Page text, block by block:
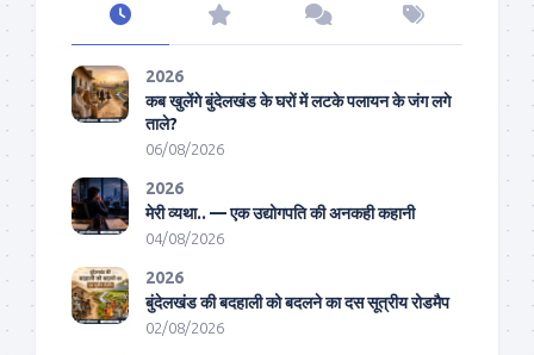
2026
कब खुलेंगे बुंदेलखंड के घरों में लटके पलायन के जंग लगे
ताले?
06/08/2026
2026
मेरी व्यथा.. — एक उद्योगपति की अनकही कहानी
04/08/2026
2026
बुंदेलखंड की बदहाली को बदलने का दस सूत्रीय रोडमैप
02/08/2026